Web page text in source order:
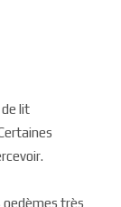
de lit
oedèmes très